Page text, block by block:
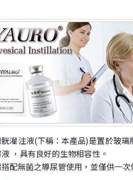
灌注液(下稱：本產品)是置於玻
，具有良好的生物相容性。
配無菌之導尿管使用，並僅供一次